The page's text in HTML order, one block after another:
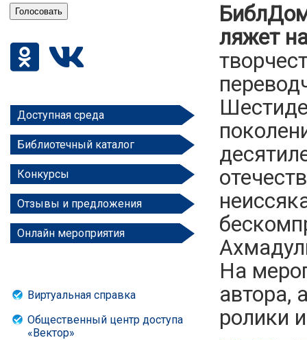
Доступная среда
Библиотечный каталог
Конкурсы
Отзывы и предложения
Онлайн мероприятия
Виртуальная справка
Общественный центр доступа
«Вектор»
ляжет
На
автора,
ролики